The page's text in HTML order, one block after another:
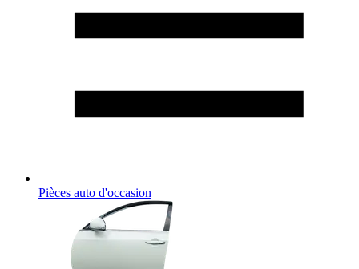
Pièces auto d'occasion